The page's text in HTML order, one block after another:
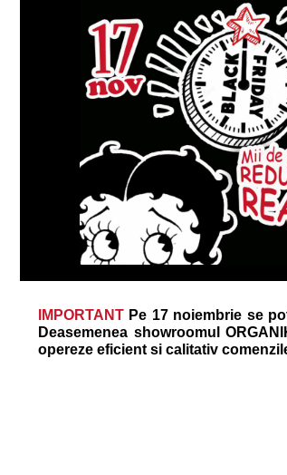
IMPORTANT Pe 17 noiembrie se
Deasemenea showroomul
opereze eficient si calitativ